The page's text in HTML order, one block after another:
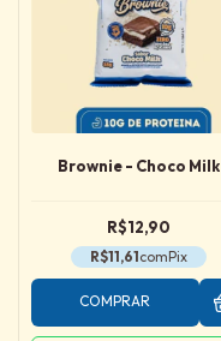
Brownie - Choco Milk
R$12,90
R$11,61comPix
COMPRAR